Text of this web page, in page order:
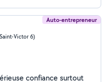
Auto-entrepreneur
Victor 6)
confiance surtout